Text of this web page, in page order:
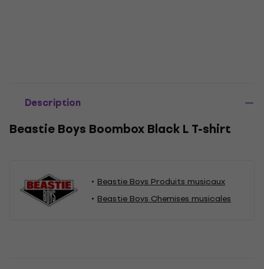
Description
Beastie Boys Boombox Black L T-shirt
Beastie Boys Produits musicaux
Beastie Boys Chemises musicales